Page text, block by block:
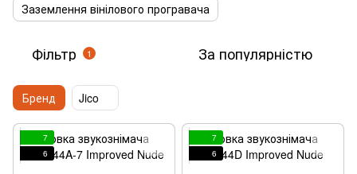
Заземлення вінілового програвача
Фільтр 1 За популярністю
Бренд Jico
7
6
7
6